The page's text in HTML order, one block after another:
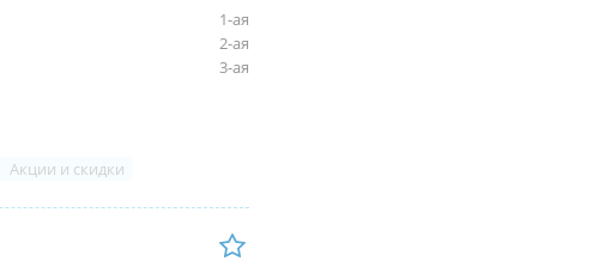
1-ая
2-ая
3-ая
Акции и скидки